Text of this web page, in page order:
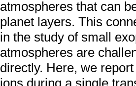
atmospheres that can
planet layers. This
in the study of small
atmospheres are
directly. Here, we
ions during a single